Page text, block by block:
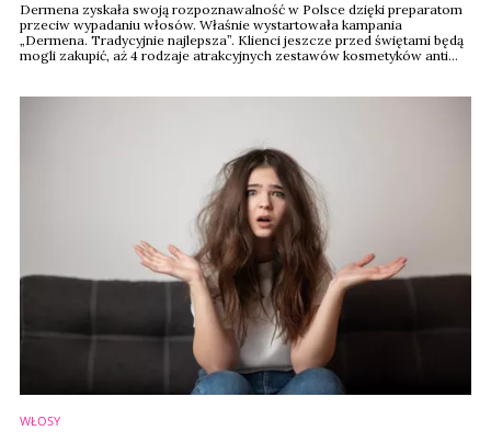
Dermena zyskała swoją rozpoznawalność w Polsce dzięki preparatom
przeciw wypadaniu włosów. Właśnie wystartowała kampania
„Dermena. Tradycyjnie najlepsza”. Klienci jeszcze przed świętami będą
mogli zakupić, aż 4 rodzaje atrakcyjnych zestawów kosmetyków anti
WŁOSY